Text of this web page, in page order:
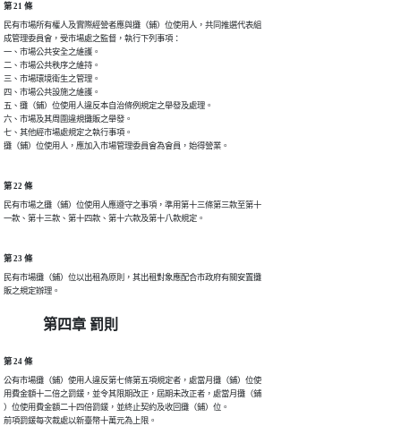
第 21 條
民有市場所有權人及實際經營者應與攤（鋪）位使用人，共同推選代表組
成管理委員會，受市場處之監督，執行下列事項：
一、市場公共安全之維護。
二、市場公共秩序之維持。
三、市場環境衛生之管理。
四、市場公共設施之維護。
五、攤（鋪）位使用人違反本自治條例規定之舉發及處理。
六、市場及其周圍違規攤販之舉發。
七、其他經市場處規定之執行事項。
攤（鋪）位使用人，應加入市場管理委員會為會員，始得營業。
第 22 條
民有市場之攤（鋪）位使用人應遵守之事項，準用第十三條第三款至第十
一款、第十三款、第十四款、第十六款及第十八款規定。
第 23 條
民有市場攤（鋪）位以出租為原則，其出租對象應配合市政府有關安置攤
販之規定辦理。
第四章 罰則
第 24 條
公有市場攤（鋪）使用人違反第七條第五項規定者，處當月攤（鋪）位使
用費金額十二倍之罰鍰，並令其限期改正，屆期未改正者，處當月攤（鋪
）位使用費金額二十四倍罰鍰，並終止契約及收回攤（鋪）位。
前項罰鍰每次裁處以新臺幣十萬元為上限。